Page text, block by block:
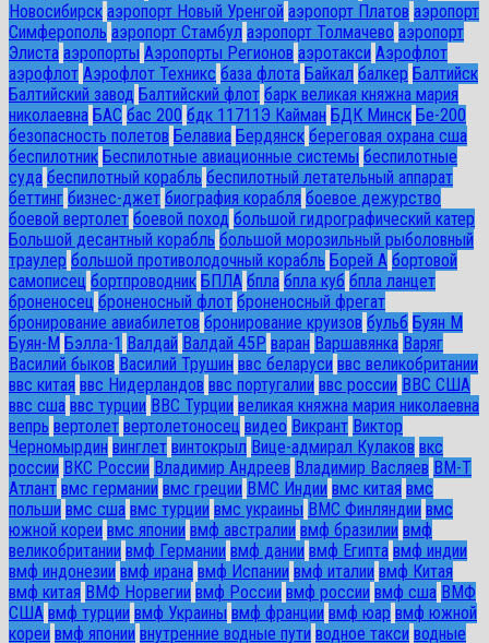
Новосибирск аэропорт Новый Уренгой аэропорт Платов аэропорт
Симферополь аэропорт Стамбул аэропорт Толмачево аэропорт
Элиста аэропорты Аэропорты Регионов аэротакси Аэрофлот
аэрофлот Аэрофлот Техникс база флота Байкал балкер Балтийск
Балтийский завод Балтийский флот барк великая княжна мария
николаевна БАС бас 200 бдк 11711Э Кайман БДК Минск Бе-200
безопасность полетов Белавиа Бердянск береговая охрана сша
беспилотник Беспилотные авиационные системы беспилотные
суда беспилотный корабль беспилотный летательный аппарат
беттинг бизнес-джет биография корабля боевое дежурство
боевой вертолет боевой поход большой гидрографический катер
Большой десантный корабль большой морозильный рыболовный
траулер большой противолодочный корабль Борей А бортовой
самописец бортпроводник БПЛА бпла бпла куб бпла ланцет
броненосец броненосный флот броненосный фрегат
бронирование авиабилетов бронирование круизов бульб Буян М
Буян-М Бэлла-1 Валдай Валдай 45Р варан Варшавянка Варяг
Василий быков Василий Трушин ввс беларуси ввс великобритании
ввс китая ввс Нидерландов ввс португалии ввс россии ВВС США
ввс сша ввс турции ВВС Турции великая княжна мария николаевна
вепрь вертолет вертолетоносец видео Викрант Виктор
Черномырдин винглет винтокрыл Вице-адмирал Кулаков вкс
россии ВКС России Владимир Андреев Владимир Васляев ВМ-Т
Атлант вмс германии вмс греции ВМС Индии вмс китая вмс
польши вмс сша вмс турции вмс украины ВМС Финляндии вмс
южной кореи вмс японии вмф австралии вмф бразилии вмф
великобритании вмф Германии вмф дании вмф Египта вмф индии
вмф индонезии вмф ирана вмф Испании вмф италии вмф Китая
вмф китая ВМФ Норвегии вмф России вмф россии вмф сша ВМФ
США вмф турции вмф Украины вмф франции вмф юар вмф южной
кореи вмф японии внутренние водные пути водное такси водные